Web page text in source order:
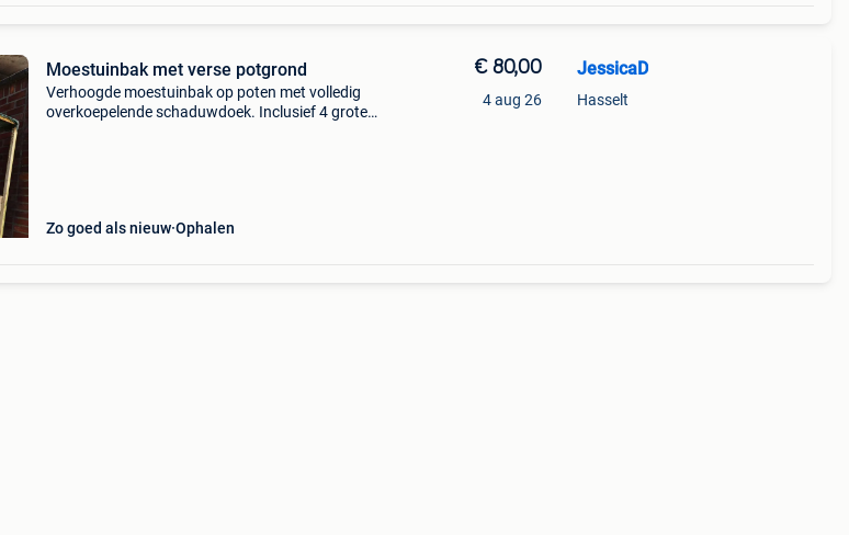
Moestuinbak met verse potgrond
Verhoogde moestuinbak op poten met volledig
overkoepelende schaduwdoek. Inclusief 4 grote
Zo goed als nieuw Ophalen
€ 80,00
4 aug 26
JessicaD
Hasselt